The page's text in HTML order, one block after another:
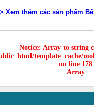
Xem thêm các sản phẩm
Notice: Array to string
template_cache/
on line 178
Array